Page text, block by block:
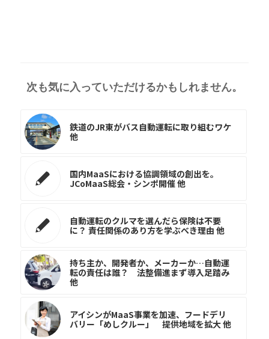
次も気に入っていただけるかもしれません。
鉄道のJR東がバス自動運転に取り組むワケ
他
国内MaaSにおける協調領域の創出を。
JCoMaaS総会・シンポ開催 他
自動運転のクルマを選んだら保険は不要
に？ 責任関係のあり方を学ぶべき理由 他
持ち主か、開発者か、メーカーか…自動運
転の責任は誰？ 法整備進まず導入足踏み
他
アイシンがMaaS事業を加速、フードデリ
バリー「めしクルー」 提供地域を拡大 他